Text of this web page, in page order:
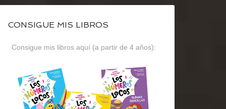
CONSIGUE MIS LIBROS
Consigue mis libros aquí (a partir de 4 años):